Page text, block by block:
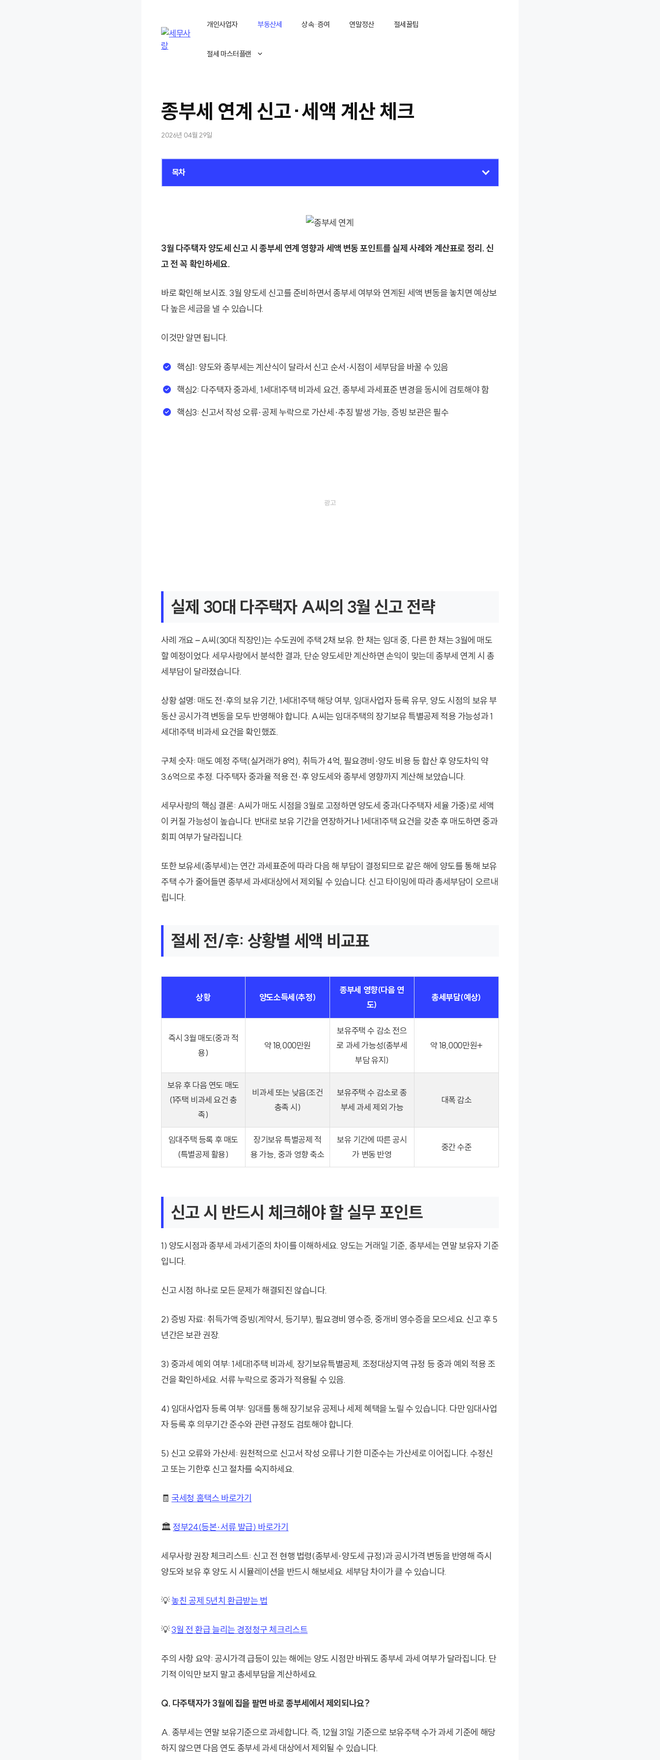
개인사업자 부동산세 상속·증여 연말정산 절세꿀팁
절세 마스터플랜
종부세 연계 신고·세액 계산 체크
2026년 04월 29일
목차
3월 다주택자 양도세 신고 시 종부세 연계 영향과 세액 변동 포인트를 실제 사례와 계산표로 정리. 신
고 전 꼭 확인하세요.
바로 확인해 보시죠. 3월 양도세 신고를 준비하면서 종부세 여부와 연계된 세액 변동을 놓치면 예상보
다 높은 세금을 낼 수 있습니다.
이것만 알면 됩니다.
핵심1: 양도와 종부세는 계산식이 달라서 신고 순서·시점이 세부담을 바꿀 수 있음
핵심2: 다주택자 중과세, 1세대1주택 비과세 요건, 종부세 과세표준 변경을 동시에 검토해야 함
핵심3: 신고서 작성 오류·공제 누락으로 가산세·추징 발생 가능, 증빙 보관은 필수
실제 30대 다주택자 A씨의 3월 신고 전략
사례 개요 – A씨(30대 직장인)는 수도권에 주택 2채 보유. 한 채는 임대 중, 다른 한 채는 3월에 매도
할 예정이었다. 세무사랑에서 분석한 결과, 단순 양도세만 계산하면 손익이 맞는데 종부세 연계 시 총
세부담이 달라졌습니다.
상황 설명: 매도 전·후의 보유 기간, 1세대1주택 해당 여부, 임대사업자 등록 유무, 양도 시점의 보유 부
동산 공시가격 변동을 모두 반영해야 합니다. A씨는 임대주택의 장기보유 특별공제 적용 가능성과 1
세대1주택 비과세 요건을 확인했죠.
구체 숫자: 매도 예정 주택(실거래가 8억), 취득가 4억, 필요경비·양도 비용 등 합산 후 양도차익 약
3.6억으로 추정. 다주택자 중과율 적용 전·후 양도세와 종부세 영향까지 계산해 보았습니다.
세무사랑의 핵심 결론: A씨가 매도 시점을 3월로 고정하면 양도세 중과(다주택자 세율 가중)로 세액
이 커질 가능성이 높습니다. 반대로 보유 기간을 연장하거나 1세대1주택 요건을 갖춘 후 매도하면 중과
회피 여부가 달라집니다.
또한 보유세(종부세)는 연간 과세표준에 따라 다음 해 부담이 결정되므로 같은 해에 양도를 통해 보유
주택 수가 줄어들면 종부세 과세대상에서 제외될 수 있습니다. 신고 타이밍에 따라 총세부담이 오르내
립니다.
절세 전/후: 상황별 세액 비교표
상황 양도소득세(추정)
종부세 영향(다음 연
도)
총세부담(예상)
즉시 3월 매도(중과 적
용)
약 18,000만원
보유주택 수 감소 전으
로 과세 가능성(종부세
부담 유지)
약 18,000만원+
보유 후 다음 연도 매도
(1주택 비과세 요건 충
족)
비과세 또는 낮음(조건
충족 시)
보유주택 수 감소로 종
부세 과세 제외 가능
대폭 감소
임대주택 등록 후 매도
(특별공제 활용)
장기보유 특별공제 적
용 가능, 중과 영향 축소
보유 기간에 따른 공시
가 변동 반영
중간 수준
신고 시 반드시 체크해야 할 실무 포인트
1) 양도시점과 종부세 과세기준의 차이를 이해하세요. 양도는 거래일 기준, 종부세는 연말 보유자 기준
입니다.
신고 시점 하나로 모든 문제가 해결되진 않습니다.
2) 증빙 자료: 취득가액 증빙(계약서, 등기부), 필요경비 영수증, 중개비 영수증을 모으세요. 신고 후 5
년간은 보관 권장.
3) 중과세 예외 여부: 1세대1주택 비과세, 장기보유특별공제, 조정대상지역 규정 등 중과 예외 적용 조
건을 확인하세요. 서류 누락으로 중과가 적용될 수 있음.
4) 임대사업자 등록 여부: 임대를 통해 장기보유 공제나 세제 혜택을 노릴 수 있습니다. 다만 임대사업
자 등록 후 의무기간 준수와 관련 규정도 검토해야 합니다.
5) 신고 오류와 가산세: 원천적으로 신고서 작성 오류나 기한 미준수는 가산세로 이어집니다. 수정신
고 또는 기한후 신고 절차를 숙지하세요.
🧾국세청 홈택스 바로가기
🏛️정부24(등본·서류 발급) 바로가기
세무사랑 권장 체크리스트: 신고 전 현행 법령(종부세·양도세 규정)과 공시가격 변동을 반영해 즉시
양도와 보유 후 양도 시 시뮬레이션을 반드시 해보세요. 세부담 차이가 클 수 있습니다.
💡놓친 공제 5년치 환급받는 법
💡3월 전 환급 늘리는 경정청구 체크리스트
주의 사항 요약: 공시가격 급등이 있는 해에는 양도 시점만 바꿔도 종부세 과세 여부가 달라집니다. 단
기적 이익만 보지 말고 총세부담을 계산하세요.
Q. 다주택자가 3월에 집을 팔면 바로 종부세에서 제외되나요?
A. 종부세는 연말 보유기준으로 과세합니다. 즉, 12월 31일 기준으로 보유주택 수가 과세 기준에 해당
하지 않으면 다음 연도 종부세 과세 대상에서 제외될 수 있습니다.